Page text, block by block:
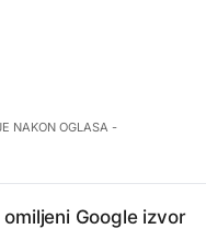
NAKON OGLASA -
Google izvor